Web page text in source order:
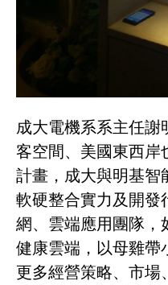
成大電機系系主任謝
客空間、美國東西岸
計畫，成大與明基智
軟硬整合實力及開發
網、雲端應用團隊，
健康雲端，以母雞帶
更多經營策略、市場